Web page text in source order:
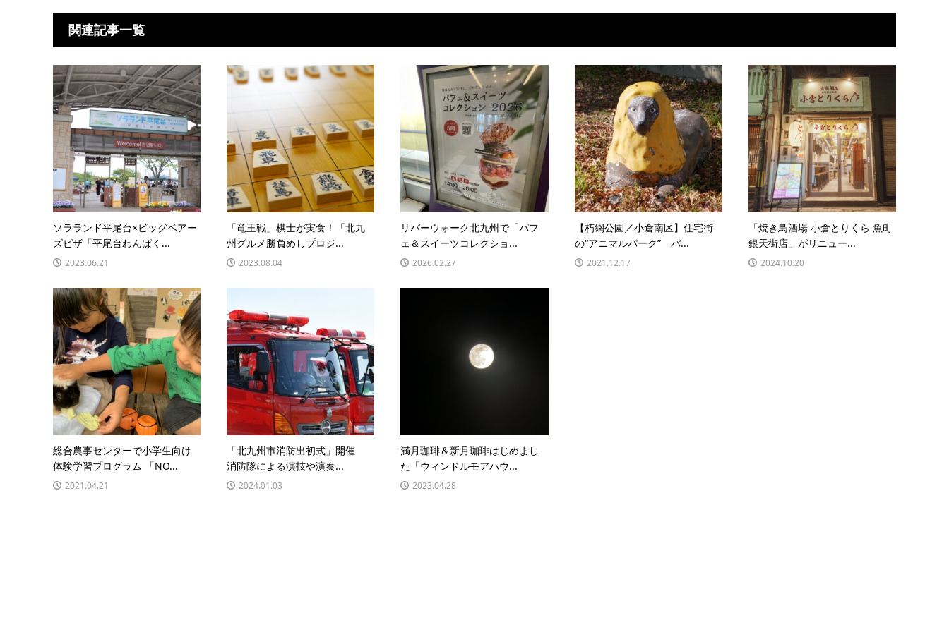
関連記事一覧
ソラランド平尾台×ビッグベアー
ズピザ「平尾台わんぱく...
2023.06.21
「竜王戦」棋士が実食！「北九
州グルメ勝負めしプロジ...
2023.08.04
リバーウォーク北九州で「パフ
ェ＆スイーツコレクショ...
2026.02.27
【朽網公園／小倉南区】住宅街
の“アニマルパーク” パ...
2021.12.17
「焼き鳥酒場 小倉とりくら 魚町
銀天街店」がリニュー...
2024.10.20
総合農事センターで小学生向け
体験学習プログラム 「NO...
2021.04.21
「北九州市消防出初式」開催
消防隊による演技や演奏...
2024.01.03
満月珈琲＆新月珈琲はじめまし
た「ウィンドルモアハウ...
2023.04.28